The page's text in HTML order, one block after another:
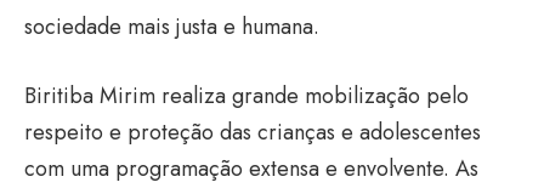
sociedade mais justa e humana.
Biritiba Mirim realiza grande mobilização pelo
respeito e proteção das crianças e adolescentes
com uma programação extensa e envolvente. As